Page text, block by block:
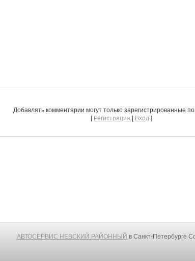
Добавлять комментарии могут только зарегистрированные
[ Регистрация Вход ]
АВТОСЕРВИС НЕВСКИЙ РАЙОННЫЙ в Санкт-Петербурге